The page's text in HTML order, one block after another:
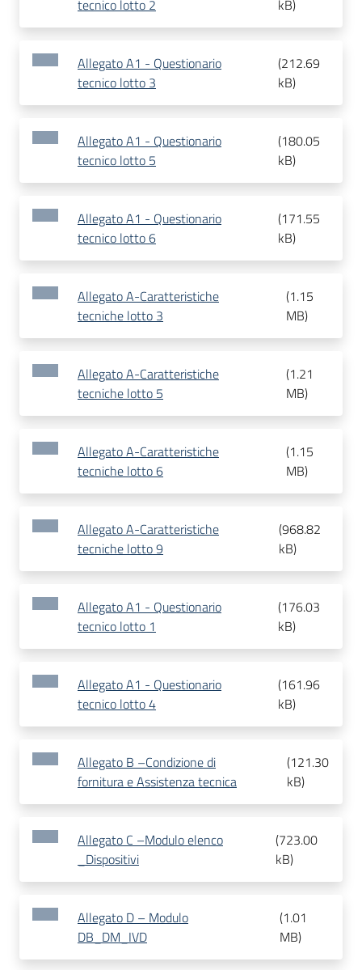
tecnico lotto 2 kB)
Allegato A1 - Questionario
tecnico lotto 3
(212.69
kB)
Allegato A1 - Questionario
tecnico lotto 5
(180.05
kB)
Allegato A1 - Questionario
tecnico lotto 6
(171.55
kB)
Allegato A-Caratteristiche
tecniche lotto 3
(1.15
MB)
Allegato A-Caratteristiche
tecniche lotto 5
(1.21
MB)
Allegato A-Caratteristiche
tecniche lotto 6
(1.15
MB)
Allegato A-Caratteristiche
tecniche lotto 9
(968.82
kB)
Allegato A1 - Questionario
tecnico lotto 1
(176.03
kB)
Allegato A1 - Questionario
tecnico lotto 4
(161.96
kB)
Allegato B –Condizione di
fornitura e Assistenza tecnica
(121.30
kB)
Allegato C –Modulo elenco
_Dispositivi
(723.00
kB)
Allegato D – Modulo
DB_DM_IVD
(1.01
MB)